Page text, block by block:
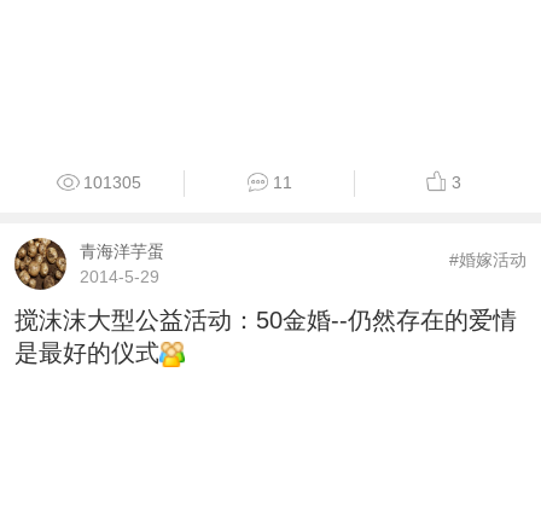
101305 11 3
青海洋芋蛋
2014-5-29
#婚嫁活动
搅沫沫大型公益活动：50金婚--仍然存在的爱情
是最好的仪式